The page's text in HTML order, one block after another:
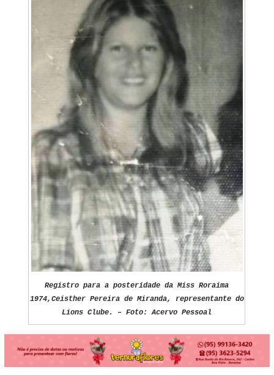
Registro para a posteridade da Miss Roraima
1974,Ceisther Pereira de Miranda, representante do
Lions Clube. – Foto: Acervo Pessoal